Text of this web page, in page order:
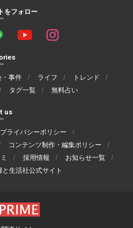
をフォロー
・事件 ライフ
トレンド
タグ一覧 無料占い
us
プライバシーポリシー
コンテンツ制作・編集ポリシー
採用情報
お知らせ一覧
と生活社公式サイト